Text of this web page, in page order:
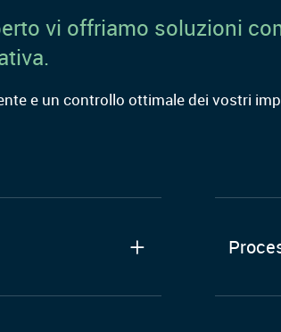
vi offriamo soluzioni
e un controllo ottimale dei vostri